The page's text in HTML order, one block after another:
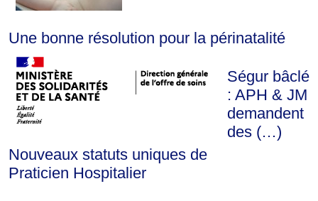
Une bonne résolution pour la périnatalité
Nouveaux statuts uniques de
Praticien Hospitalier
Ségur bâclé
: APH & JM
demandent
des (…)